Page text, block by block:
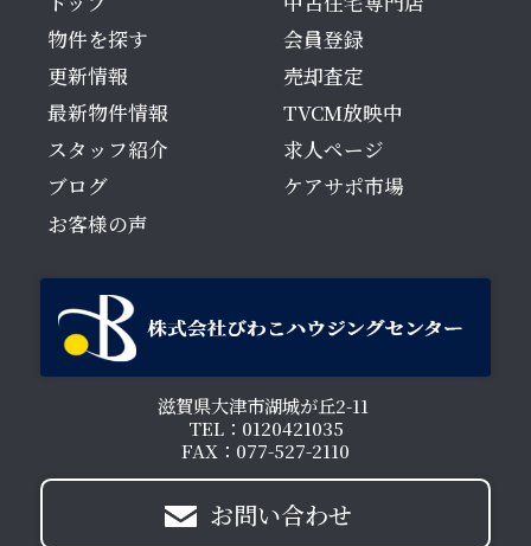
物件を探す
更新情報
最新物件情報
スタッフ紹介
ブログ
お客様の声
会員登録
売却査定
TVCM放映中
求人ページ
ケアサポ市場
滋賀県大津市湖城が丘2-11
TEL：0120421035
FAX：077-527-2110
お問い合わせ